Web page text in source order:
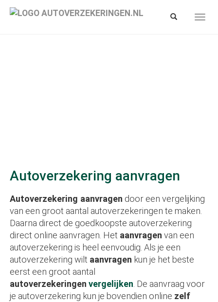
naar
Toon/verberg
Autoverzekering aanvragen
Autoverzekering aanvragen door een vergelijking
van een groot aantal autoverzekeringen te maken.
Daarna direct de goedkoopste autoverzekering
direct online aanvragen. Het aanvragen van een
autoverzekering is heel eenvoudig. Als je een
autoverzekering wilt aanvragen kun je het beste
eerst een groot aantal
autoverzekeringen vergelijken . De aanvraag voor
je autoverzekering kun je bovendien online zelf